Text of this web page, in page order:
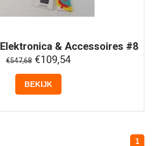
Elektronica & Accessoires #8
€547,68€109,54
BEKIJK
1